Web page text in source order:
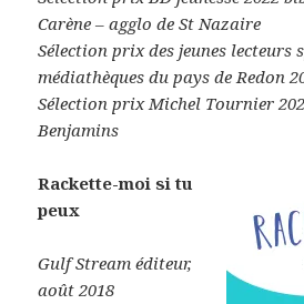
Carène – agglo de St Nazaire
Sélection prix des jeunes lecteurs
médiathèques du pays de Redon
Sélection prix Michel Tournier
Benjamins
Rackette-moi si tu
peux
Gulf Stream éditeur,
août 2018